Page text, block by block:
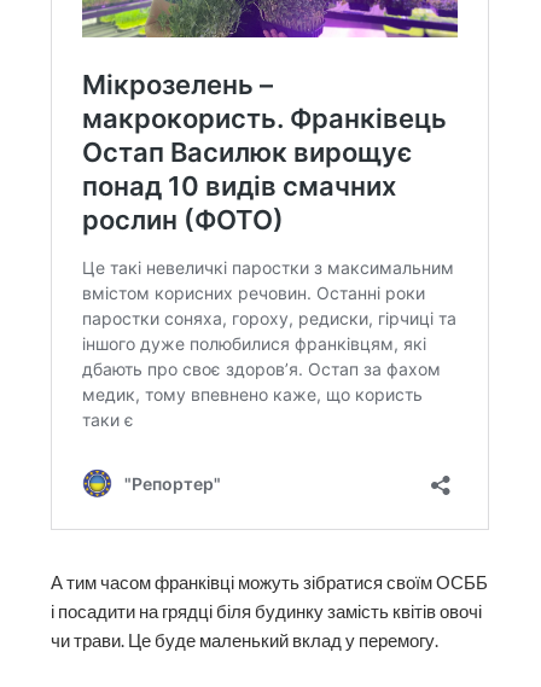
А тим часом франківці можуть зібратися своїм ОСББ
і посадити на грядці біля будинку замість квітів овочі
чи трави. Це буде маленький вклад у перемогу.